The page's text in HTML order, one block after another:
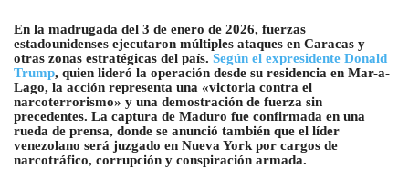
En la madrugada del 3 de enero de 2026, fuerzas
estadounidenses ejecutaron múltiples ataques en Caracas y
otras zonas estratégicas del país. Según el expresidente Donald
Trump, quien lideró la operación desde su residencia en Mar-a-
Lago, la acción representa una «victoria contra el
narcoterrorismo» y una demostración de fuerza sin
precedentes. La captura de Maduro fue confirmada en una
rueda de prensa, donde se anunció también que el líder
venezolano será juzgado en Nueva York por cargos de
narcotráfico, corrupción y conspiración armada.